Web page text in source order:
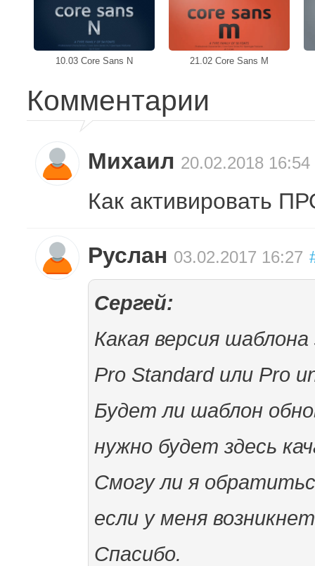
10.03 Core Sans N 21.02 Core Sans M
Комментарии
Михаил 20.02.2018 16:54
Как активировать
Руслан 03.02.2017 16:27
Сергей:
Какая версия
Pro Standard или Pro
Будет ли шаблон
нужно будет здесь
Смогу ли я
если у меня
Спасибо.